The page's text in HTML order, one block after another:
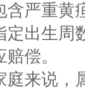
含严重黄
定出生周
偿。
庭来说，